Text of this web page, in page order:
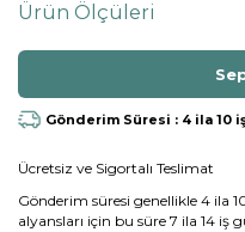
Ürün Ölçüleri
Gönderim Süresi : 4 ila 10
Ücretsiz ve Sigortalı Teslimat
Gönderim süresi genellikle 4 ila
alyansları için bu süre 7 ila 14 iş